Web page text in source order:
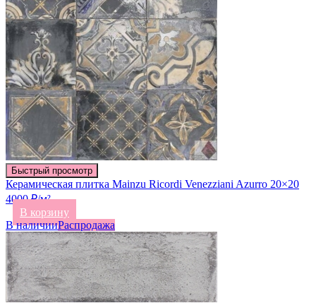
Быстрый просмотр
Керамическая плитка Mainzu Ricordi Venezziani Azurro 20×20
4000 ₽/м²
В корзину
В наличииРаспродажа